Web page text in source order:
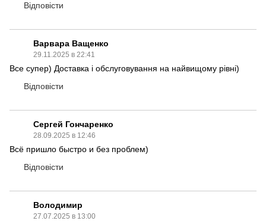
Відповісти
Варвара Ващенко
29.11.2025 в 22:41
Все супер) Доставка і обслуговування на найвищому рівні)
Відповісти
Сергей Гончаренко
28.09.2025 в 12:46
Всё пришло быстро и без проблем)
Відповісти
Володимир
27.07.2025 в 13:00